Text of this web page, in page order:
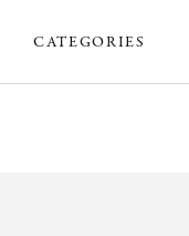
CATEGORIES